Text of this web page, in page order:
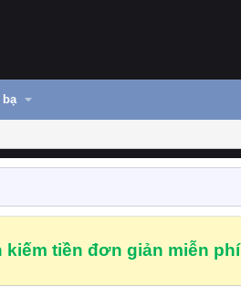
bạ
kiếm tiền đơn giản miễn phí